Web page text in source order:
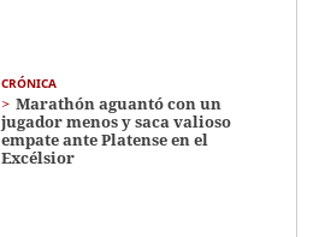
CRÓNICA
Marathón aguantó con un
jugador menos y saca valioso
empate ante Platense en el
Excélsior